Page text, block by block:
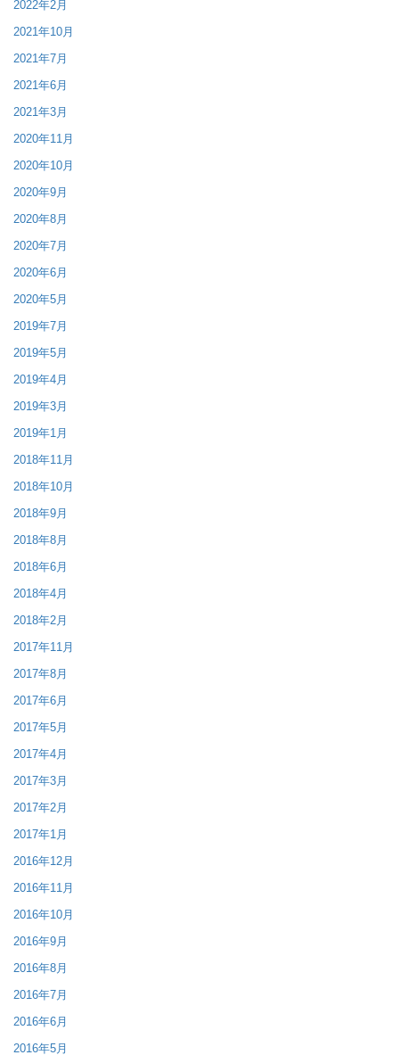
2022年2月
2021年10月
2021年7月
2021年6月
2021年3月
2020年11月
2020年10月
2020年9月
2020年8月
2020年7月
2020年6月
2020年5月
2019年7月
2019年5月
2019年4月
2019年3月
2019年1月
2018年11月
2018年10月
2018年9月
2018年8月
2018年6月
2018年4月
2018年2月
2017年11月
2017年8月
2017年6月
2017年5月
2017年4月
2017年3月
2017年2月
2017年1月
2016年12月
2016年11月
2016年10月
2016年9月
2016年8月
2016年7月
2016年6月
2016年5月